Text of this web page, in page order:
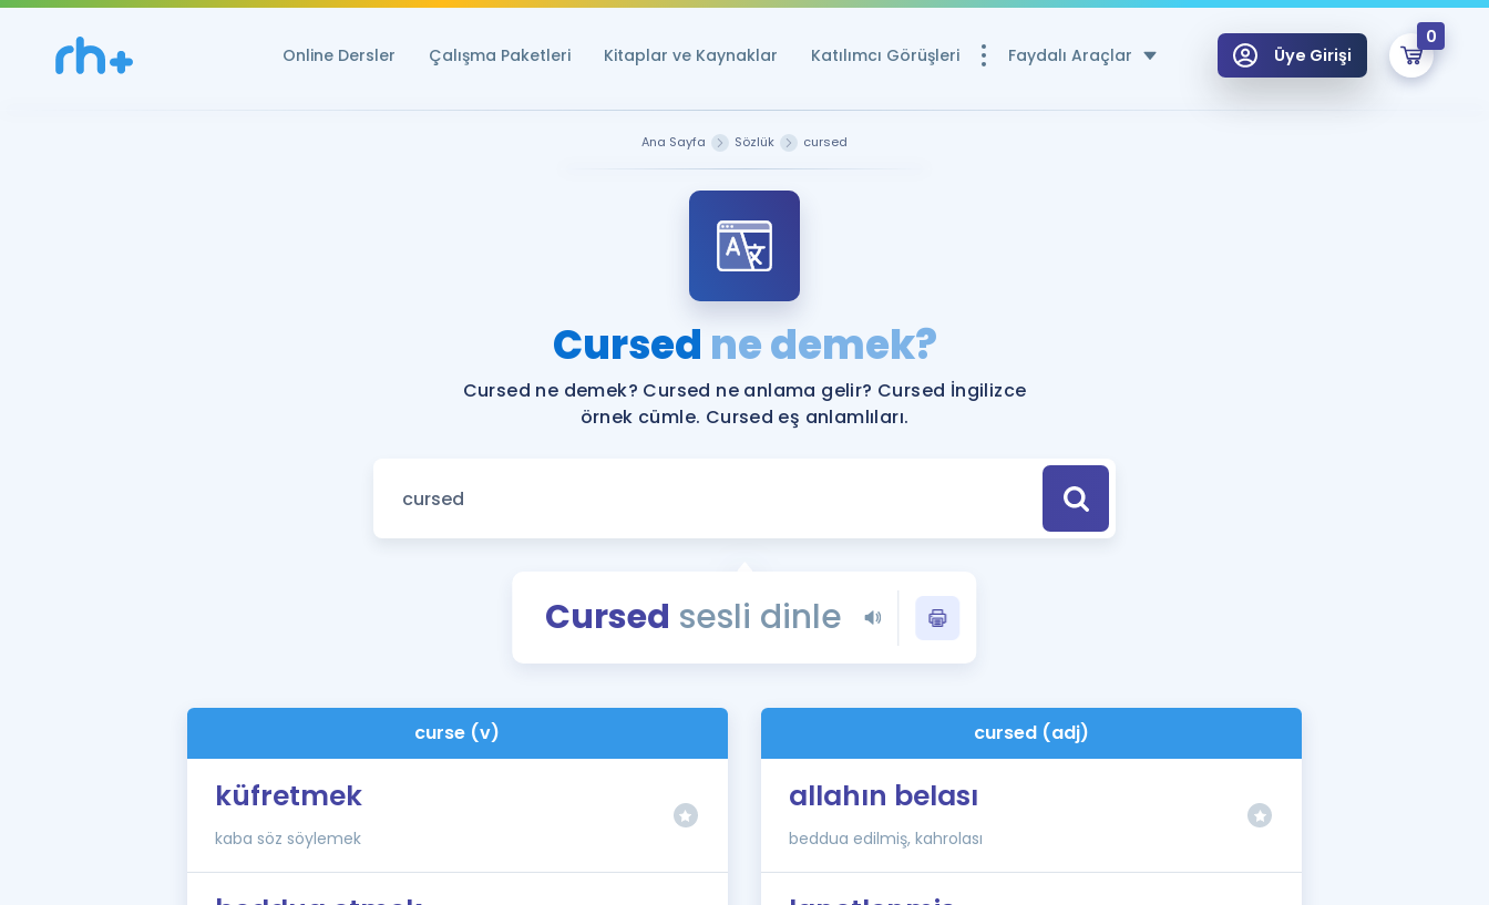
Online Dersler Çalışma Paketleri Kitaplar ve Kaynaklar Katılımcı Görüşleri Faydalı Araçlar
YDS ve YÖKDİL Puan Hesaplama Aracı
Rehberlik Aracı
YDS ve YÖKDİL'e Hazırlananlar için Öneriler
Tüm ÖSYM Sınavları Tek Takvimde
YDS - YÖKDİL Tüm Sınavlarla İlgili Haberler
İngilizce Gramer
Üye Girişi
0
Ana Sayfa Sözlük cursed
Cursed ne demek?
Cursed ne demek? Cursed ne anlama gelir? Cursed İngilizce
örnek cümle. Cursed eş anlamlıları.
Cursed sesli dinle
curse (v)
küfretmek
kaba söz söylemek
cursed (adj)
allahın belası
beddua edilmiş, kahrolası